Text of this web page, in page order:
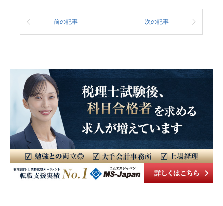
前の記事 次の記事